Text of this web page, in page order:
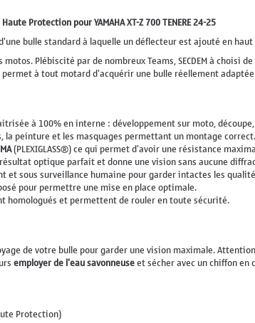
Protection pour YAMAHA XT-Z 700 TENERE 24-25
bulle standard à laquelle un déflecteur est ajouté en
Plébiscité par de nombreux Teams, SECDEM à choisi
permet à tout motard d'acquérir une bulle réellement
maitrisée à 100% en interne : développement sur moto,
peinture et les masquages permettant un montage correct.
(PLEXIGLASS®) ce qui permet d'avoir une résistance
optique parfait et donne une vision sans aucune
sous surveillance humaine pour garder intactes les
pour permettre une mise en place optimale.
homologués et permettent de rouler en toute sécurité.
de votre bulle pour garder une vision maximale.
employer de l'eau savonneuseet sécher avec un chiffon
Protection)